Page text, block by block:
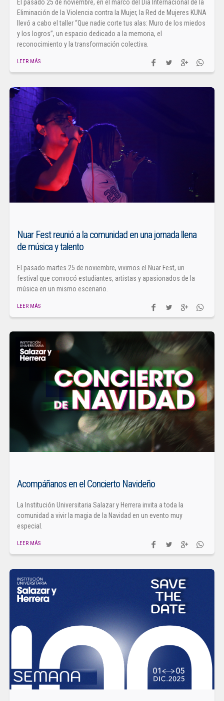
El pasado 25 de noviembre, en el marco del Día Internacional de la
Eliminación de la Violencia contra la Mujer, la Red de Mujeres KUNA
llevó a cabo el taller “Que nadie corte tus alas: Muro de los miedos
y los logros”, un espacio dedicado a la memoria, el
reconocimiento y la transformación colectiva.
LEER MÁS
Nuar Fest reunió a la comunidad en una jornada llena
de música y talento
El pasado martes 25 de noviembre, vivimos el Nuar Fest, un
festival que convocó estudiantes, artistas y apasionados de la
música en un mismo escenario.
LEER MÁS
Acompáñanos en el Concierto Navideño
La Institución Universitaria Salazar y Herrera invita a toda la
comunidad a vivir la magia de la Navidad en un evento muy
especial.
LEER MÁS